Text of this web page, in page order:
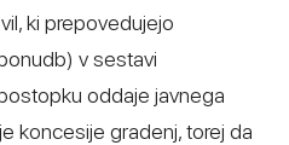
ki prepovedujejo
v sestavi
oddaje javnega
koncesije gradenj, torej da